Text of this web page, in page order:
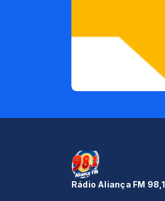
Rádio Aliança FM 98,1